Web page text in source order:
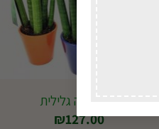
סנסיווריה גלילית
₪127.00